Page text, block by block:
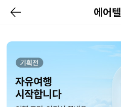
에어텔